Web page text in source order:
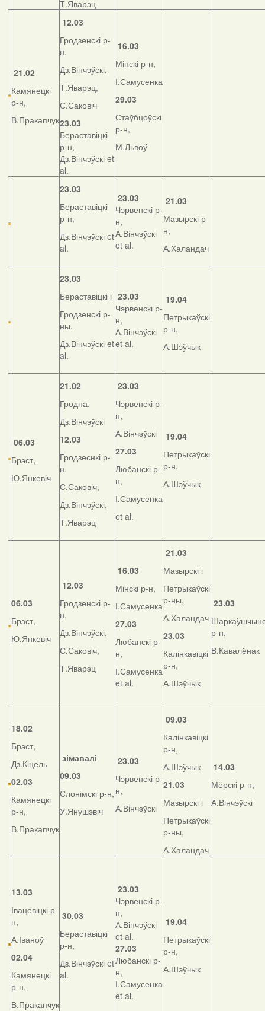
Т.Яварэц
21.02
Камянецкі
р-н,
В.Пракапчук
12.03
Гродзенскі р-
н,
Дз.Вінчэўскі,
Т.Яварэц,
С.Саковіч
23.03
Бераставіцкі
р-н,
Дз.Вінчэўскі et
al.
16.03
Мінскі р-н,
І.Самусенка
29.03
Стаўбцоўскі
р-н,
М.Львоў
23.03
Бераставіцкі
р-н,
Дз.Вінчэўскі et
al.
23.03
Чэрвенскі р-
н,
А.Вінчэўскі
et al.
21.03
Мазырскі р-
н,
А.Халандач
23.03
Бераставіцкі і
Гродзенскі р-
ны,
Дз.Вінчэўскі et
al.
23.03
Чэрвенскі р-
н,
А.Вінчэўскі
et al.
19.04
Петрыкаўскі
р-н,
А.Шэўчык
06.03
Брэст,
Ю.Янкевіч
21.02
Гродна,
Дз.Вінчэўскі
12.03
Гродзеснкі р-
н,
С.Саковіч,
Дз.Вінчэўскі,
Т.Яварэц
23.03
Чэрвенскі р-
н,
А.Вінчэўскі
27.03
Любанскі р-
н,
І.Самусенка
et al.
19.04
Петрыкаўскі
р-н,
А.Шэўчык
06.03
Брэст,
Ю.Янкевіч
12.03
Гродзенскі р-
н,
Дз.Вінчэўскі,
С.Саковіч,
Т.Яварэц
16.03
Мінскі р-н,
І.Самусенка
27.03
Любанскі р-
н,
І.Самусенка
et al.
21.03
Мазырскі і
Петрыкаўскі
р-ны,
А.Халандач
23.03
Калінкавіцкі
р-н,
А.Шэўчык
23.03
р-н,
В.Кавалёнак
18.02
Брэст,
Дз.Кіцель
02.03
Камянецкі
р-н,
В.Пракапчук
зімавалі
09.03
Слонімскі р-н,
У.Янушэвіч
23.03
Чэрвенскі р-
н,
А.Вінчэўскі
09.03
Калінкавіцкі
р-н,
А.Шэўчык
21.03
Мазырскі і
Петрыкаўскі
р-ны,
А.Халандач
14.03
Мёрскі р-н,
А.Вінчэўскі
13.03
Івацевіцкі р-
н,
А.Іваноў
02.04
Камянецкі
р-н,
В.Пракапчук
30.03
Бераставіцкі
р-н,
Дз.Вінчэўскі et
al.
23.03
Чэрвенскі р-
н,
А.Вінчэўскі
et al.
27.03
Любанскі р-
н,
І.Самусенка
et al.
19.04
Петрыкаўскі
р-н,
А.Шэўчык